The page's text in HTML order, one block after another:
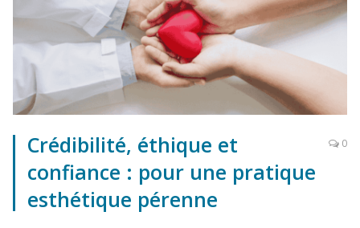
Crédibilité, éthique et
confiance : pour une pratique
esthétique pérenne
0